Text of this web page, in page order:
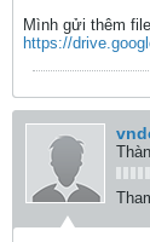
Mình gửi thêm
https://